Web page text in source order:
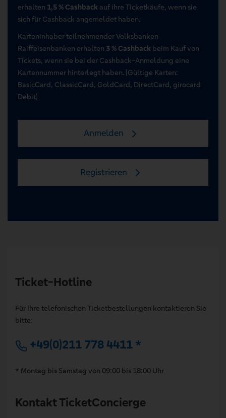
erhalten 1,5 % Cashback auf ihre Ticketkäufe, wenn sie
sich für Cashback angemeldet haben.
Karteninhaber teilnehmender Volksbanken
Raiffeisenbanken erhalten 3 % Cashback beim Kauf von
Tickets, wenn sie bei der Cashback-Anmeldung eine
Kartennummer hinterlegt haben. (Gültige Karten:
BasicCard, ClassicCard, GoldCard, DirectCard, girocard
Debit)
Anmelden
Registrieren
Ticket-Hotline
Für Ihre telefonischen Ticketbestellungen kontaktieren Sie
bitte:
+49(0)211 778 4411 *
* Montag bis Samstag von 09:00 bis 18:00 Uhr
Kontakt TicketConcierge